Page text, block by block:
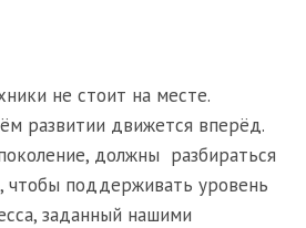
не стоит на месте.
развитии движется вперёд.
должны разбираться
чтобы поддерживать уровень
заданный нашими